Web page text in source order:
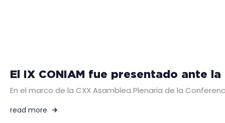
El IX CONIAM fue presentado ante
En el marco de la CXX Asamblea Plenaria de la
read more